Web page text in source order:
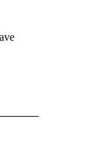
ON "NOTICIAS - CNN".